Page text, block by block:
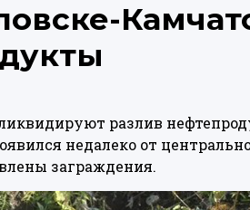
разлив
недалеко от
заграждения.